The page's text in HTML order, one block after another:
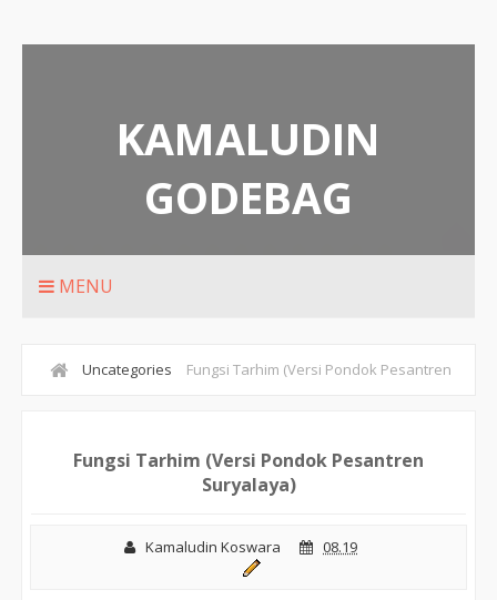
KAMALUDIN
GODEBAG
Blog Pribadi Santri Suryalaya
MENU
Uncategories Fungsi Tarhim (Versi Pondok Pesantren
Fungsi Tarhim (Versi Pondok Pesantren
Suryalaya)
Kamaludin Koswara 08.19